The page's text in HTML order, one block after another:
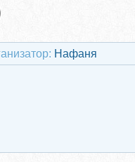
Нафаня